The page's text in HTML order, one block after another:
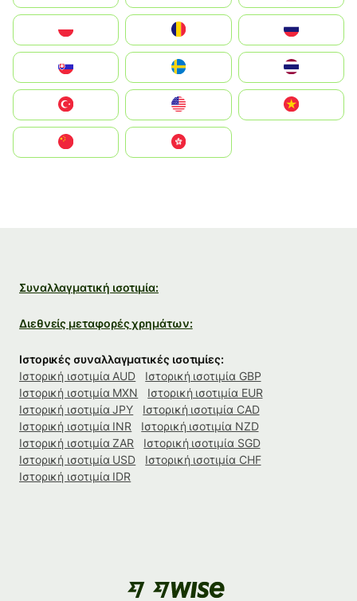
United States
中國香港特別行政區
Συναλλαγματική ισοτιμία:
Διεθνείς μεταφορές χρημάτων:
Ιστορικές συναλλαγματικές ισοτιμίες:
Ιστορική ισοτιμία AUD
Ιστορική ισοτιμία GBP
Ιστορική ισοτιμία MXN
Ιστορική ισοτιμία EUR
Ιστορική ισοτιμία JPY
Ιστορική ισοτιμία CAD
Ιστορική ισοτιμία INR
Ιστορική ισοτιμία NZD
Ιστορική ισοτιμία ZAR
Ιστορική ισοτιμία SGD
Ιστορική ισοτιμία USD
Ιστορική ισοτιμία CHF
Ιστορική ισοτιμία IDR